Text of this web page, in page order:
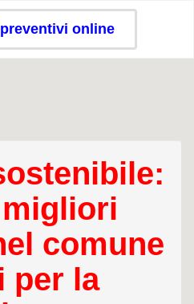
online
comune
per la